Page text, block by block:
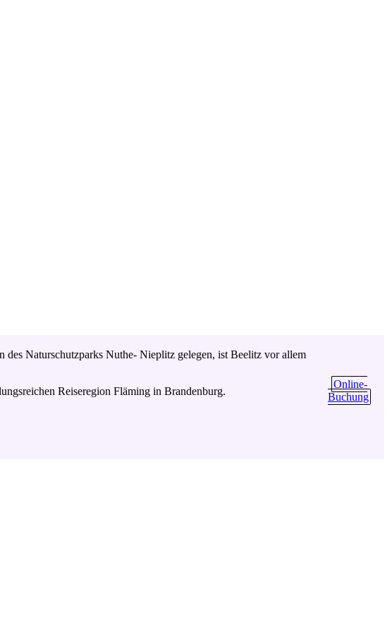
Naturschutzparks Nuthe- Nieplitz gelegen, ist Beelitz vor allem
Reiseregion Fläming in Brandenburg.
Online-
Buchung